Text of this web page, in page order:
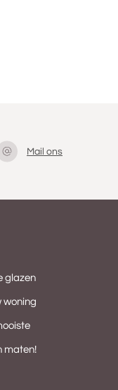
Mail ons
glazen
woning
maten!